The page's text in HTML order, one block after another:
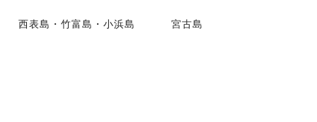
西表島・竹富島・小浜島 宮古島